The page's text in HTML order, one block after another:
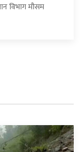
विभाग मौसम